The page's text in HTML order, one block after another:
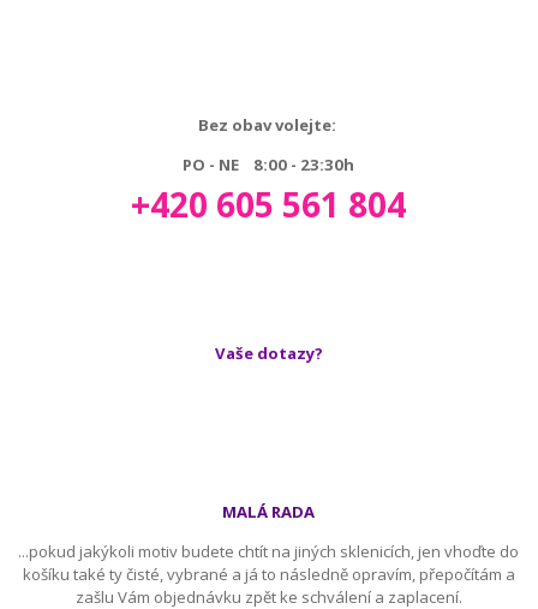
Bez obav volejte:
PO - NE 8:00 - 23:30h
+420 605 561 804
Vaše dotazy?
MALÁ RADA
...pokud jakýkoli motiv budete chtít na jiných sklenicích, jen vhoďte do
košíku také ty čisté, vybrané a já to následně opravím, přepočítám a
zašlu Vám objednávku zpět ke schválení a zaplacení.